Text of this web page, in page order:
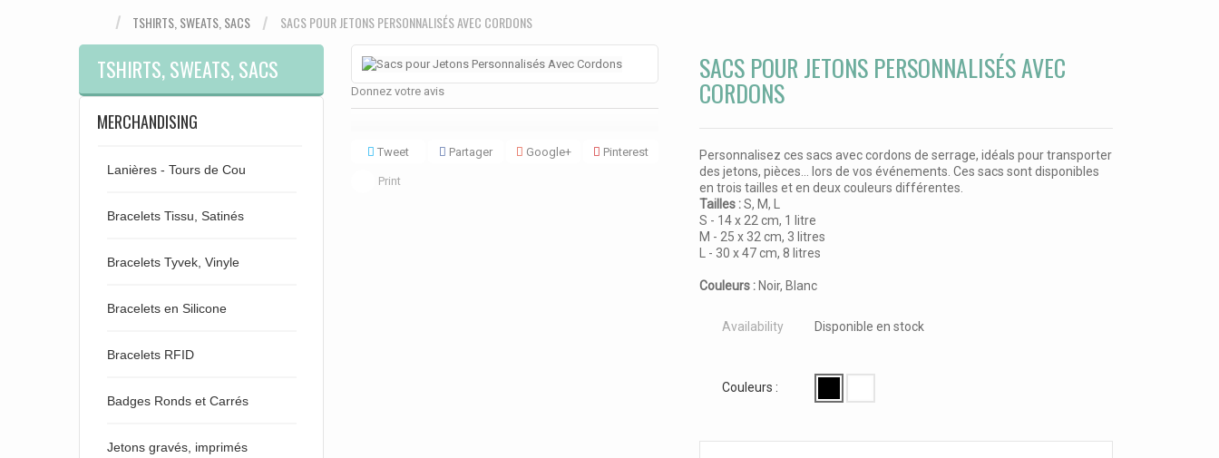
TSHIRTS, SWEATS, SACS SACS POUR JETONS PERSONNALISÉS AVEC CORDONS
TSHIRTS, SWEATS, SACS
MERCHANDISING
Lanières - Tours de Cou
Bracelets Tissu, Satinés
Bracelets Tyvek, Vinyle
Bracelets en Silicone
Bracelets RFID
Badges Ronds et Carrés
Jetons gravés, imprimés
Donnez votre avis
Tweet Partager Google+ Pinterest
Print
SACS POUR JETONS PERSONNALISÉS AVEC
CORDONS
Personnalisez ces sacs avec cordons de serrage, idéals pour transporter
des jetons, pièces... lors de vos événements. Ces sacs sont disponibles
en trois tailles et en deux couleurs différentes.
Tailles :S, M, L
S - 14 x 22 cm, 1 litre
M - 25 x 32 cm, 3 litres
L - 30 x 47 cm, 8 litres
Couleurs :Noir, Blanc
Availability Disponible en stock
Couleurs :